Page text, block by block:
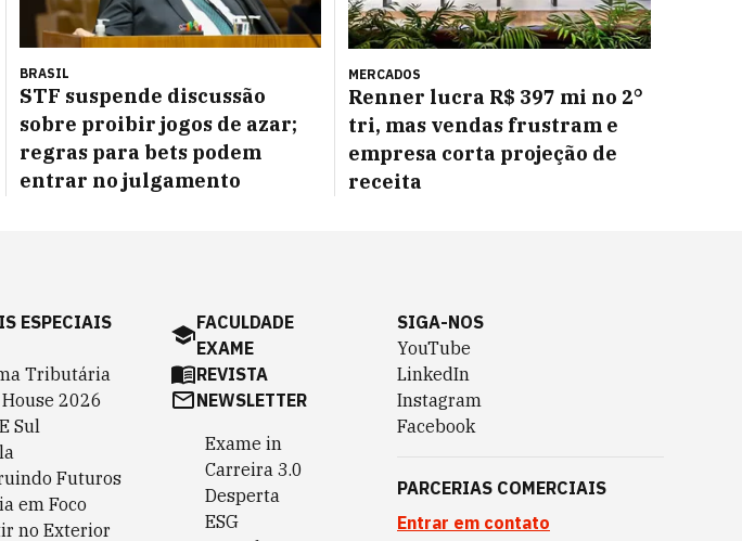
BRASIL
STF suspende discussão
sobre proibir jogos de azar;
regras para bets podem
entrar no julgamento
MERCADOS
Renner lucra R$ 397 mi no 2°
tri, mas vendas frustram e
empresa corta projeção de
receita
ESPECIAIS
Tributária
2026
Sul
Futuros
em Foco
no Exterior
FACULDADE
EXAME
REVISTA
NEWSLETTER
Exame in
Carreira 3.0
Desperta
ESG
SIGA-NOS
YouTube
LinkedIn
Instagram
Facebook
PARCERIAS COMERCIAIS
Entrar em contato